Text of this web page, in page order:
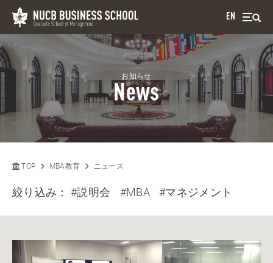
EN
お知らせ
News
TOP MBA教育 ニュース
絞り込み：#説明会 #MBA #マネジメント